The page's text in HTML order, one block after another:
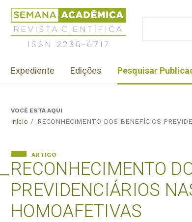
Jump
navigation
Revista
Científica
Semana
Acadêmica
2236-
Menu
institutional
Expediente Edições Pesquisar
BackVOCÊ ESTÁ AQUI
Início / RECONHECIMENTO DOS BENEFÍCIOS
RECONHECIMENTO
PREVIDENCIÁRIOS
HOMOAFETIVAS
ARTIGO